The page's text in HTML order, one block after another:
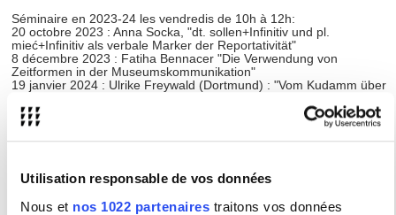
Utilisation responsable de vos données
Nous et nos 1022 partenaires traitons vos données
Séminaire en 2023-24 les vendredis de 10h à 12h:
20 octobre 2023 : Anna Socka, "dt. sollen+Infinitiv und pl.
mieć+Infinitiv als verbale Marker der Reportativität"
8 décembre 2023 : Fatiha Bennacer "Die Verwendung von
Zeitformen in der Museumskommunikation"
19 janvier 2024 : Ulrike Freywald (Dortmund) : "Vom Kudamm über
Toponyme in Berlin - und anderswo"
2 février 2024 : Fabian Flei
ßner (Genève) : Grammatische
Kategorien oder linguistische Mythen? Das Tempus- und
Journée d'études à Cracovie 21 juin 2024 (programme à venir)
Séminaire temps et modes et journée d'études en 2022-23